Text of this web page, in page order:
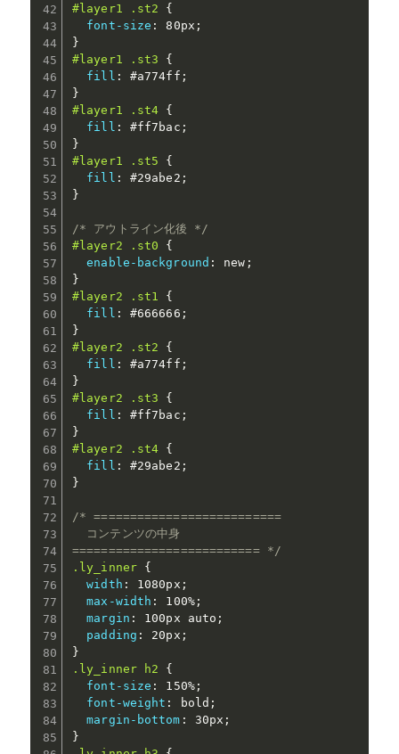
#layer1 .st2
{
font-size : 80px ;
}
#layer1 .st3
{
fill : #a774ff ;
}
#layer1 .st4 {
fill : #ff7bac ;
}
#layer1 .st5
{
fill : #29abe2 ;
}
/* アウトライン化後 */
#layer2 .st0
{
enable-background : new ;
}
#layer2 .st1
{
fill : #666666 ;
}
#layer2 .st2
{
fill : #a774ff ;
}
#layer2 .st3
{
fill : #ff7bac ;
}
#layer2 .st4 {
fill : #29abe2 ;
}
/* ==========================
  コンテンツの中身
========================== */
.ly_inner {
width : 1080px ;
max-width : 100%;
margin : 100px auto ;
padding : 20px ;
}
.ly_inner h2
{
font-size : 150%;
font-weight : bold ;
margin-bottom : 30px ;
}